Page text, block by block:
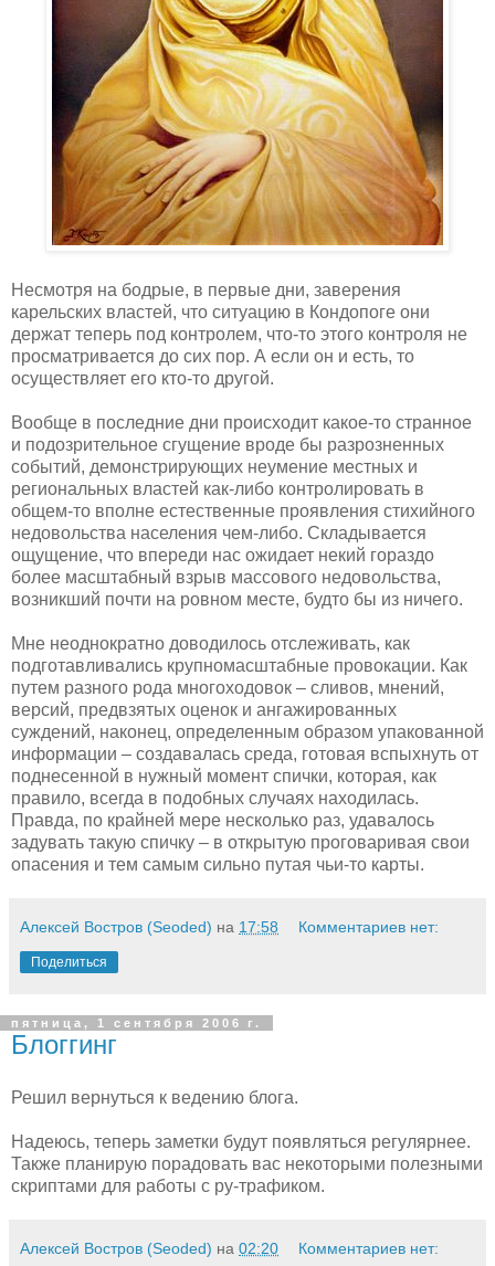
Несмотря на бодрые, в первые дни, заверения
карельских властей, что ситуацию в Кондопоге они
держат теперь под контролем, что-то этого контроля не
просматривается до сих пор. А если он и есть, то
осуществляет его кто-то другой.
Вообще в последние дни происходит какое-то странное
и подозрительное сгущение вроде бы разрозненных
событий, демонстрирующих неумение местных и
региональных властей как-либо контролировать в
общем-то вполне естественные проявления стихийного
недовольства населения чем-либо. Складывается
ощущение, что впереди нас ожидает некий гораздо
более масштабный взрыв массового недовольства,
возникший почти на ровном месте, будто бы из ничего.
Мне неоднократно доводилось отслеживать, как
подготавливались крупномасштабные провокации. Как
путем разного рода многоходовок – сливов, мнений,
версий, предвзятых оценок и ангажированных
суждений, наконец, определенным образом упакованной
информации – создавалась среда, готовая вспыхнуть от
поднесенной в нужный момент спички, которая, как
правило, всегда в подобных случаях находилась.
Правда, по крайней мере несколько раз, удавалось
задувать такую спичку – в открытую проговаривая свои
опасения и тем самым сильно путая чьи-то карты.
Алексей Востров (Seoded) на 17:58 Комментариев нет:
Поделиться
пятница, 1 сентября 2006 г.
Блоггинг
Решил вернуться к ведению блога.
Надеюсь, теперь заметки будут появляться регулярнее.
Также планирую порадовать вас некоторыми полезными
скриптами для работы с ру-трафиком.
Алексей Востров (Seoded) на 02:20 Комментариев нет: